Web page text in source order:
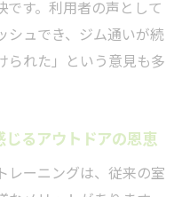
体験トレーニングが
なパーソナルトレー
す。利用者の声として
シュでき、ジム通いが続
られた」という意見も多
るアウトドアの恩恵
レーニングは、従来の室